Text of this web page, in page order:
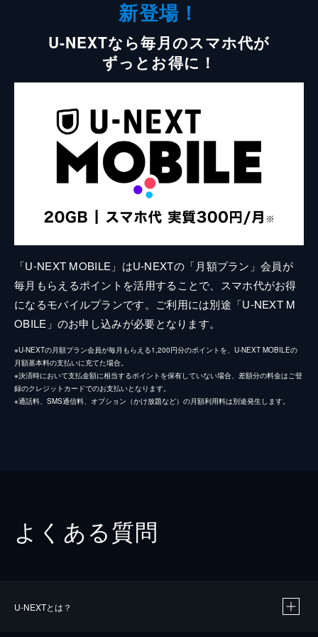
新登場！
U-NEXTなら毎月のスマホ代が
ずっとお得に！
「U-NEXT MOBILE」はU-NEXTの「月額プラン」会員が
毎月もらえるポイントを活用することで、スマホ代がお得
になるモバイルプランです。ご利用には別途「U-NEXT M
OBILE」のお申し込みが必要となります。
※U-NEXTの月額プラン会員が毎月もらえる1,200円分のポイントを、U-NEXT MOBILEの
月額基本料の支払いに充てた場合。
※決済時において支払金額に相当するポイントを保有していない場合、差額分の料金はご登
録のクレジットカードでのお支払いとなります。
※通話料、SMS通信料、オプション（かけ放題など）の月額利用料は別途発生します。
よくある質問
U-NEXTとは？